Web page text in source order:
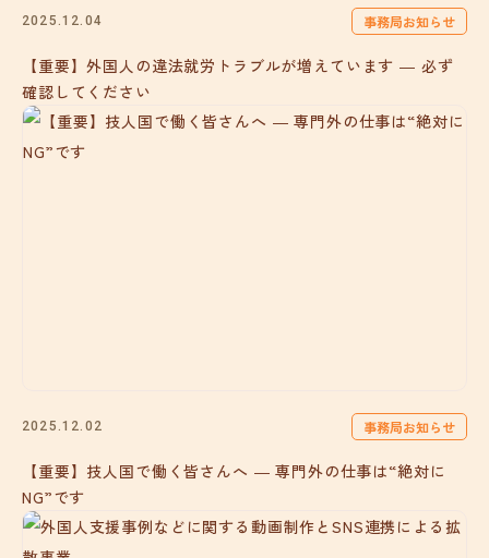
2025.12.04 事務局お知らせ
【重要】外国人の違法就労トラブルが増えています ― 必ず
確認してください
2025.12.02 事務局お知らせ
【重要】技人国で働く皆さんへ ― 専門外の仕事は“絶対に
NG”です